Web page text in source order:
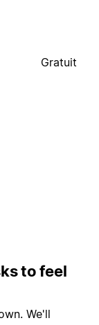
Gratuit
to feel
We'll